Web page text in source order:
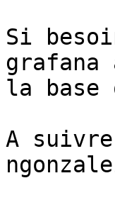
Si
grafana
la
A